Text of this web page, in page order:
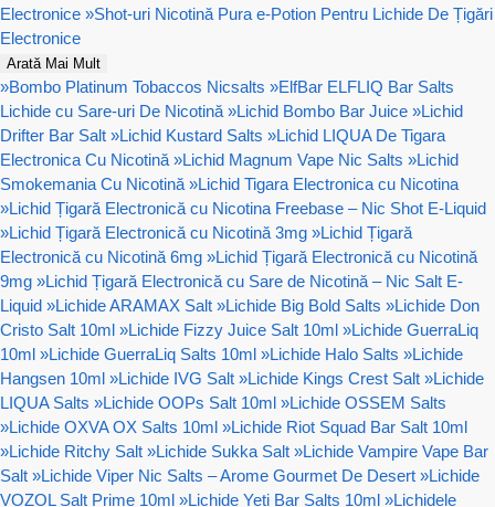
Electronice »Shot-uri Nicotină Pura e-Potion Pentru Lichide De Țigări
Electronice
Arată Mai Mult
»Bombo Platinum Tobaccos Nicsalts »ElfBar ELFLIQ Bar Salts
Lichide cu Sare-uri De Nicotină »Lichid Bombo Bar Juice »Lichid
Drifter Bar Salt »Lichid Kustard Salts »Lichid LIQUA De Tigara
Electronica Cu Nicotină »Lichid Magnum Vape Nic Salts »Lichid
Smokemania Cu Nicotină »Lichid Tigara Electronica cu Nicotina
»Lichid Țigară Electronică cu Nicotina Freebase – Nic Shot E-Liquid
»Lichid Țigară Electronică cu Nicotină 3mg »Lichid Țigară
Electronică cu Nicotină 6mg »Lichid Țigară Electronică cu Nicotină
9mg »Lichid Țigară Electronică cu Sare de Nicotină – Nic Salt E-
Liquid »Lichide ARAMAX Salt »Lichide Big Bold Salts »Lichide Don
Cristo Salt 10ml »Lichide Fizzy Juice Salt 10ml »Lichide GuerraLiq
10ml »Lichide GuerraLiq Salts 10ml »Lichide Halo Salts »Lichide
Hangsen 10ml »Lichide IVG Salt »Lichide Kings Crest Salt »Lichide
LIQUA Salts »Lichide OOPs Salt 10ml »Lichide OSSEM Salts
»Lichide OXVA OX Salts 10ml »Lichide Riot Squad Bar Salt 10ml
»Lichide Ritchy Salt »Lichide Sukka Salt »Lichide Vampire Vape Bar
Salt »Lichide Viper Nic Salts – Arome Gourmet De Desert »Lichide
VOZOL Salt Prime 10ml »Lichide Yeti Bar Salts 10ml »Lichidele